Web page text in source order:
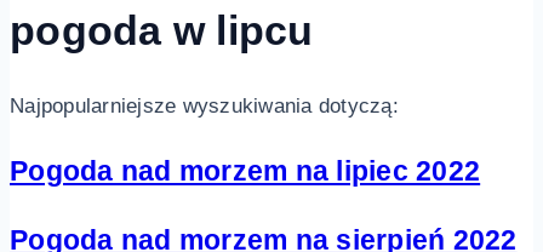
pogoda w lipcu
Najpopularniejsze wyszukiwania dotyczą:
Pogoda nad morzem na lipiec 2022
Pogoda nad morzem na sierpień 2022